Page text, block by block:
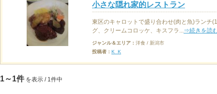
小さな隠れ家的レストラン
東区のキャロットで盛り合わせ(肉と魚)ランチ
グ、クリームコロッケ、キスフラ...⇒続きを読
ジャンル＆エリア： 洋食 / 新潟市
投稿者： K_K
1～1件 を表示 / 1件中